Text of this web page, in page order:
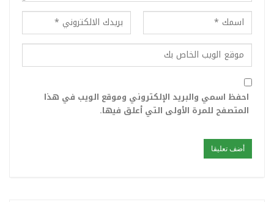
احفظ اسمي والبريد الإلكتروني وموقع الويب في هذا
المتصفح للمرة الأولى التي أعلق فيها.